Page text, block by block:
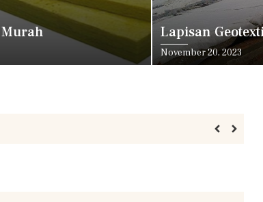
Lapisan
November 20, 2023
1